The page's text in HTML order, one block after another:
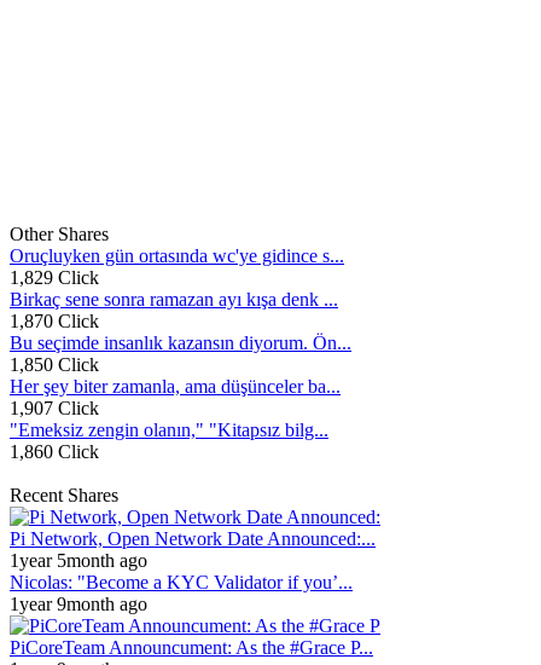
Other Shares
Oruçluyken gün ortasında wc'ye gidince s...
1,829 Click
Birkaç sene sonra ramazan ayı kışa denk ...
1,870 Click
Bu seçimde insanlık kazansın diyorum. Ön...
1,850 Click
Her şey biter zamanla, ama düşünceler ba...
1,907 Click
"Emeksiz zengin olanın," "Kitapsız bilg...
1,860 Click
Recent Shares
Pi Network, Open Network Date Announced:...
1year 5month ago
Nicolas: "Become a KYC Validator if you’...
1year 9month ago
PiCoreTeam Announcument: As the #Grace P...